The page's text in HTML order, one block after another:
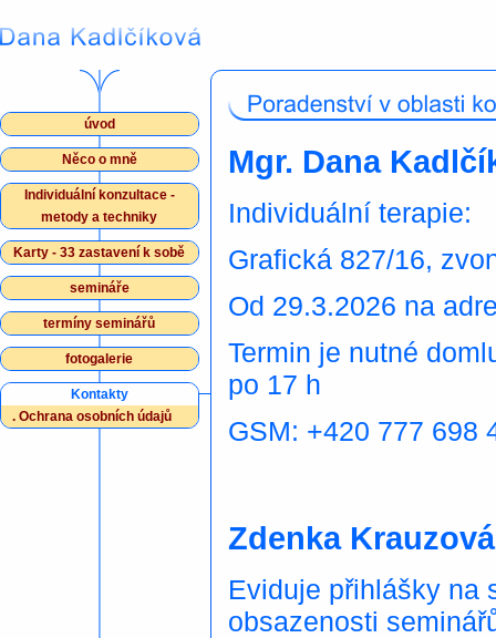
Mgr. Dana
Individuální terapie:
Grafická 827/16,
Od 29.3.2026 na
Termin je nutné
po 17 h
GSM: +420 777
Zdenka Krauzová
Eviduje přihlášky na
obsazenosti
úvod
Něco o mně
Individuální konzultace -
metody a techniky
Karty - 33 zastavení k sobě
semináře
termíny seminářů
fotogalerie
Kontakty
. Ochrana osobních údajů